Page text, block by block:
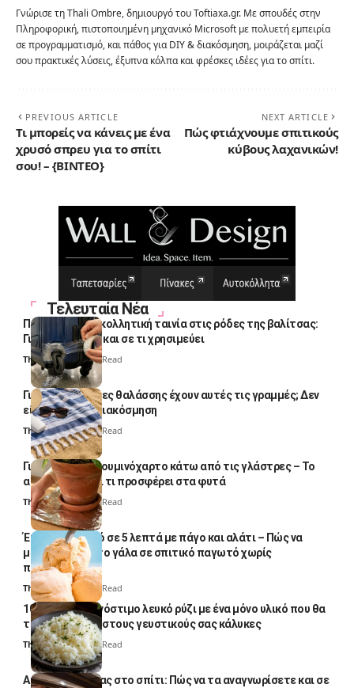
Γνώρισε τη Thali Ombre, δημιουργό του Toftiaxa.gr. Με σπουδές στην
Πληροφορική, πιστοποιημένη μηχανικό Microsoft με πολυετή εμπειρία
σε προγραμματισμό, και πάθος για DIY & διακόσμηση, μοιράζεται μαζί
σου πρακτικές λύσεις, έξυπνα κόλπα και φρέσκες ιδέες για το σπίτι.
PREVIOUS ARTICLE
Τι μπορείς να κάνεις με ένα
χρυσό σπρευ για το σπίτι
σου! – {BINTEO}
NEXT ARTICLE
Πώς φτιάχνουμε σπιτικούς
κύβους λαχανικών!
Τελευταία Νέα
Πολλοί βάζουν κολλητική ταινία στις ρόδες της βαλίτσας:
Γιατί το κάνουν και σε τι χρησιμεύει
Thali Ombre4 Min Read
Γιατί οι πετσέτες θαλάσσης έχουν αυτές τις γραμμές; Δεν
είναι μόνο για διακόσμηση
Thali Ombre5 Min Read
Γιατί βάζουν αλουμινόχαρτο κάτω από τις γλάστρες – Το
απλό κόλπο και τι προσφέρει στα φυτά
Thali Ombre4 Min Read
Έτοιμο παγωτό σε 5 λεπτά με πάγο και αλάτι – Πώς να
μετατρέψετε το γάλα σε σπιτικό παγωτό χωρίς
παγωτομηχανή
Thali Ombre 4 Min Read
10 φορές ποιο νόστιμο λευκό ρύζι με ένα μόνο υλικό που θα
το απογειώσει στους γευστικούς σας κάλυκες
Thali Ombre4 Min Read
Αυγά κατσαρίδας στο σπίτι: Πώς να τα αναγνωρίσετε και σε